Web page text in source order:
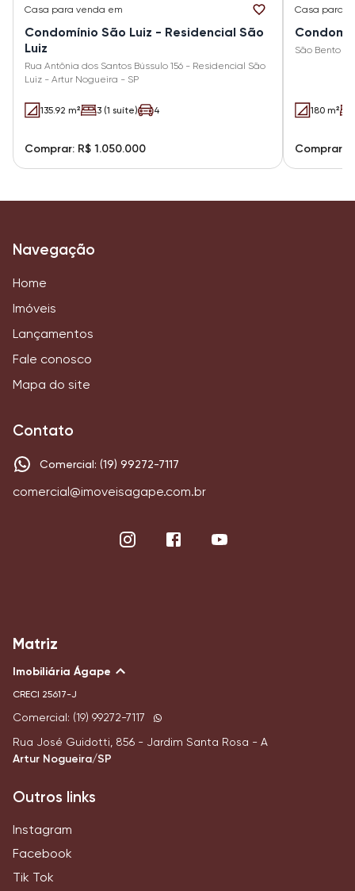
Casa para venda em
Condomínio São Luiz - Residencial São
Luiz
Rua Antônia dos Santos Bússulo 156 - Residencial São
Luiz - Artur Nogueira - SP
135.92 m² 3 (1 suíte) 4
Comprar: R$ 1.050.000
Casa para
São Bento
180 m²
Comprar:
Navegação
Home
Imóveis
Lançamentos
Fale conosco
Mapa do site
Contato
Comercial: (19) 99272-7117
comercial@imoveisagape.com.br
Matriz
Imobiliária Ágape
CRECI 25617-J
Comercial: (19) 99272-7117
Rua José Guidotti, 856 - Jardim Santa Rosa - A
Artur Nogueira/SP
Outros links
Instagram
Facebook
Tik Tok